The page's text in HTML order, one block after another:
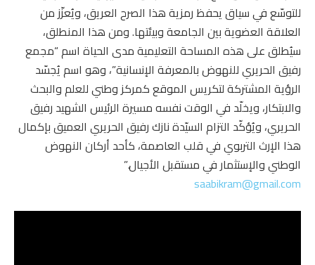
للتوسّع في سياق يحفظ رمزية هذا الصرح العريق، ويُعزّز من
العلاقة العضوية بين الجامعة وبيئتها. ومن هذا المنطلق،
سيُطلق على هذه المساحة التعليمية مدى الحياة اسم “مجمع
رفيق الحريري للنهوض بالمعرفة الإنسانية”، وهو اسم يُجسّد
الرؤية المشتركة لتكريس الموقع كمركز وطني للعلم والبحث
والابتكار، ويخلّد في الوقت نفسه مسيرة الرئيس الشهيد رفيق
الحريري، ويُؤكّد التزام السيّدة نازك رفيق الحريري العميق بإكمال
هذا الإرث التربوي في قلب العاصمة، كأحد أركان النهوض
الوطني والإستثمار في مستقبل الأجيال.”
saabikram@gmail.com